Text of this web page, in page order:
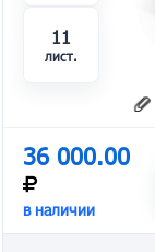
11
лист.
36 000.00
в наличии